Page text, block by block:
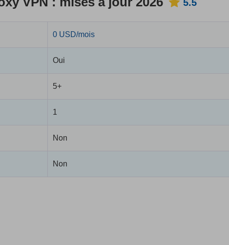
5.5
0 USD/mois
Oui
5+
1
Non
Non